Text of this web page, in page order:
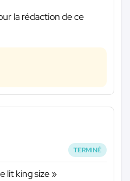
la rédaction de ce
TERMINÉ
lit king size »